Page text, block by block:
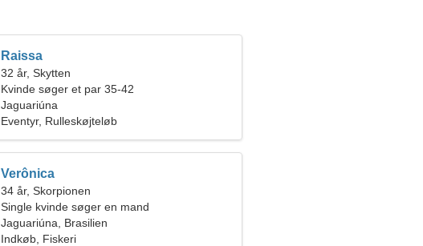
Raissa
32 år, Skytten
Kvinde søger et par 35-42
Jaguariúna
Eventyr, Rulleskøjteløb
Verônica
34 år, Skorpionen
Single kvinde søger en mand
Jaguariúna, Brasilien
Indkøb, Fiskeri